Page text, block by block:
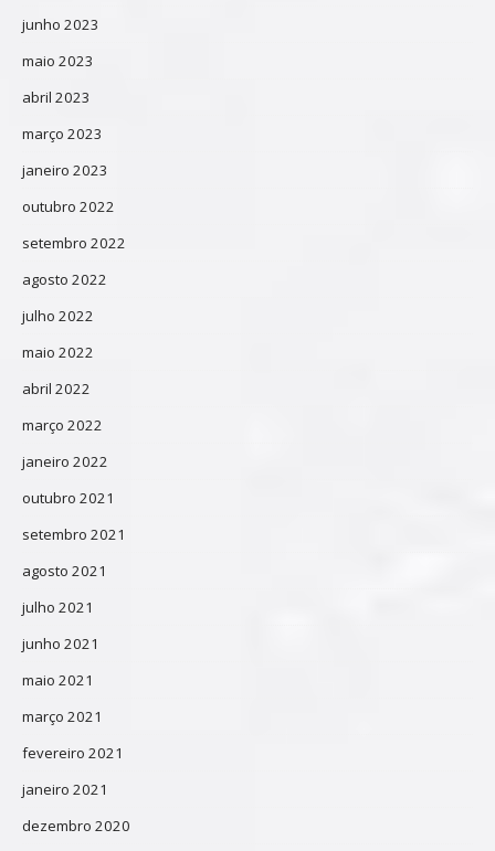
junho 2023
maio 2023
abril 2023
março 2023
janeiro 2023
outubro 2022
setembro 2022
agosto 2022
julho 2022
maio 2022
abril 2022
março 2022
janeiro 2022
outubro 2021
setembro 2021
agosto 2021
julho 2021
junho 2021
maio 2021
março 2021
fevereiro 2021
janeiro 2021
dezembro 2020